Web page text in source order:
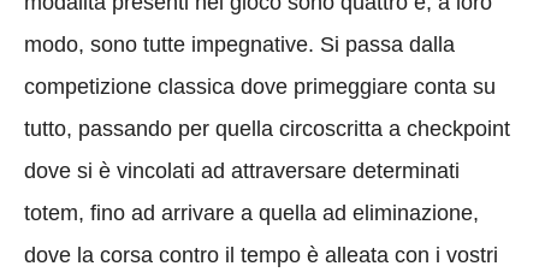
modo, sono tutte impegnative. Si passa dalla
competizione classica dove primeggiare conta su
tutto, passando per quella circoscritta a checkpoint
dove si è vincolati ad attraversare determinati
totem, fino ad arrivare a quella ad eliminazione,
dove la corsa contro il tempo è alleata con i vostri